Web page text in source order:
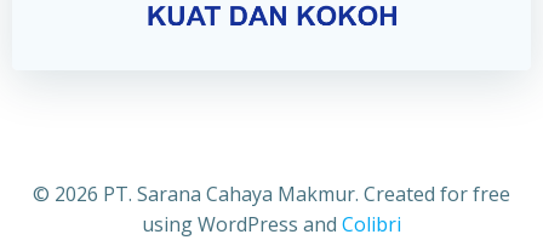
© 2026 PT. Sarana Cahaya Makmur. Created for free
using WordPress and Colibri